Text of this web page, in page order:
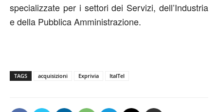
specializzate per i settori dei Servizi, dell’Industria
e della Pubblica Amministrazione.
TAGS acquisizioni Exprivia ItalTel